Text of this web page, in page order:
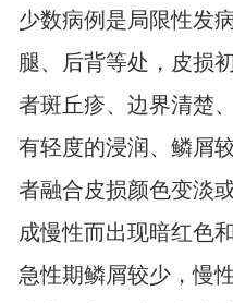
少数病例是局限性发
腿、后背等处，皮损
者斑丘疹、边界清楚
有轻度的浸润、鳞屑
者融合皮损颜色变淡
成慢性而出现暗红色
急性期鳞屑较少，慢